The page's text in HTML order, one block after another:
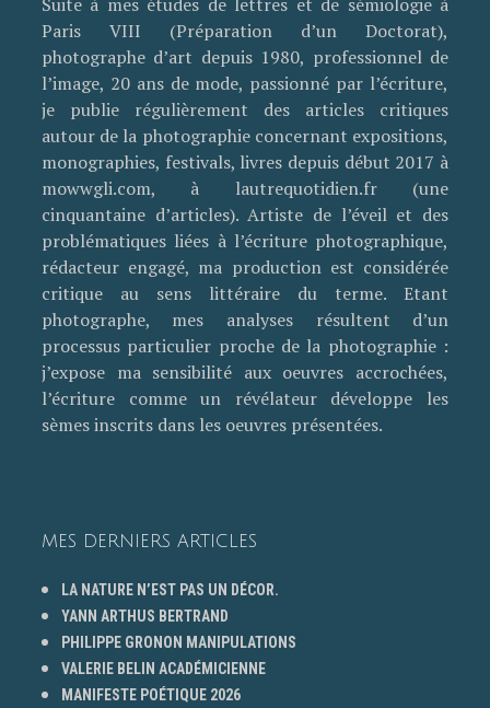
Paris VIII (Préparation d’un Doctorat),
photographe d’art depuis 1980, professionnel de
l’image, 20 ans de mode, passionné par l’écriture,
je publie régulièrement des articles critiques
autour de la photographie concernant expositions,
monographies, festivals, livres depuis début 2017 à
mowwgli.com, à lautrequotidien.fr (une
cinquantaine d’articles). Artiste de l’éveil et des
problématiques liées à l’écriture photographique,
rédacteur engagé, ma production est considérée
critique au sens littéraire du terme. Etant
photographe, mes analyses résultent d’un
processus particulier proche de la photographie :
j’expose ma sensibilité aux oeuvres accrochées,
l’écriture comme un révélateur développe les
sèmes inscrits dans les oeuvres présentées.
MES DERNIERS ARTICLES
LA NATURE N’EST PAS UN DÉCOR.
YANN ARTHUS BERTRAND
PHILIPPE GRONON MANIPULATIONS
VALERIE BELIN ACADÉMICIENNE
MANIFESTE POÉTIQUE 2026